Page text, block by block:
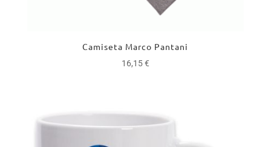
Camiseta Marco Pantani
16,15€